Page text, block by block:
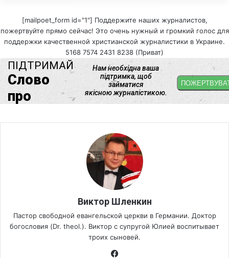
[mailpoet_form id="1"] Поддержите наших журналистов,
пожертвуйте прямо сейчас! Это очень нужный и громкий голос для
поддержки качественной христианской журналистики в Украине.
5168 7574 2431 8238 (Приват)
Виктор Шленкин
Пастор свободной евангельской церкви в Германии. Доктор
богословия (Dr. theol.). Виктор с супругой Юлией воспитывает
троих сыновей.